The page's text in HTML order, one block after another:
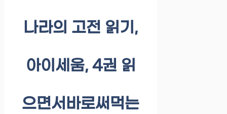
나라의 고전 읽기,
아이세움, 4권 읽
으면서바로써먹는